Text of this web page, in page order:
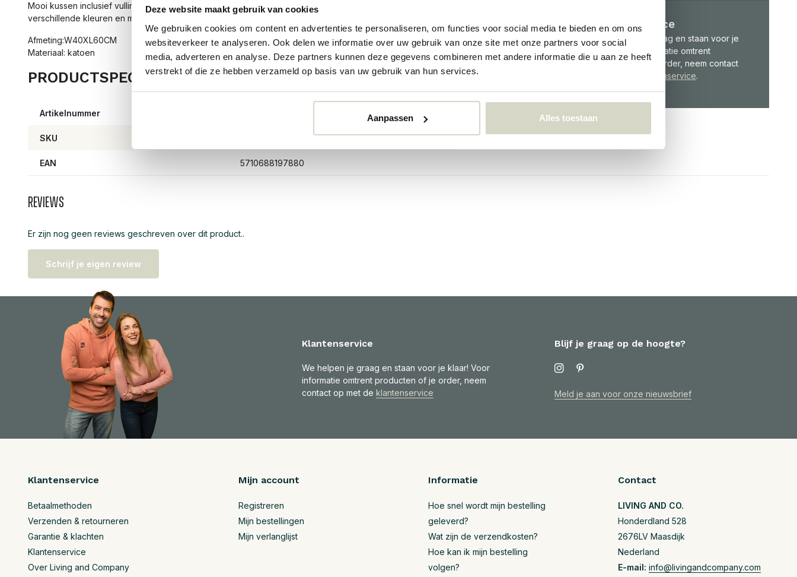
Deze website maakt gebruik van cookies
We gebruiken cookies om content en advertenties te personaliseren, om functies voor social media te bieden en om ons
websiteverkeer te analyseren. Ook delen we informatie over uw gebruik van onze site met onze partners voor social
media, adverteren en analyse. Deze partners kunnen deze gegevens combineren met andere informatie die u aan ze heeft
verstrekt of die ze hebben verzameld op basis van uw gebruik van hun services.
Aanpassen Alles toestaan
Mooi kussen inclusief vulling van Broste Copenhagen. Het Broste Copenhagen Isa kussen is beschikbaar in
verschillende kleuren en maten. Afmeting 40x60cm
Afmeting:W40XL60CM
Materiaal: katoen
PRODUCTSPECIFICATIES
Artikelnummer
SKU
EAN 5710688197880
Klantenservice
We helpen je graag en staan voor je
klaar! Voor informatie omtrent
producten of je order, neem contact
Klantenservice.
Reviews
Er zijn nog geen reviews geschreven over dit product..
Schrijf je eigen review
Klantenservice
We helpen je graag en staan voor je klaar! Voor
informatie omtrent producten of je order, neem
contact op met de klantenservice
Blijf je graag op de hoogte?
Meld je aan voor onze nieuwsbrief
Klantenservice
Betaalmethoden
Verzenden & retourneren
Garantie & klachten
Klantenservice
Over Living and Company
Mijn account
Registreren
Mijn bestellingen
Mijn verlanglijst
Informatie
Hoe snel wordt mijn bestelling
geleverd?
Wat zijn de verzendkosten?
Hoe kan ik mijn bestelling
volgen?
Contact
LIVING AND CO.
Honderdland 528
2676LV Maasdijk
Nederland
E-mail: info@livingandcompany.com